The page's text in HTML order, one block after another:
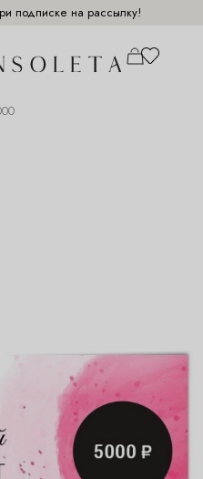
подписке на рассылку!